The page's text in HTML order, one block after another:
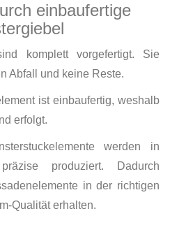
einbaufertige
komplett vorgefertigt. Sie
Abfall und keine Reste.
ist einbaufertig, weshalb
erfolgt.
werden in
produziert. Dadurch
in der richtigen
Qualität erhalten.